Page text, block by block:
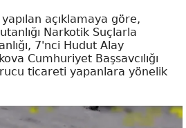
açıklamaya göre,
Narkotik Suçlarla
7'nci Hudut Alay
Cumhuriyet Başsavcılığı
ticareti yapanlara yönelik